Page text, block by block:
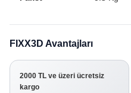
FIXX3D Avantajları
2000 TL ve üzeri ücretsiz
kargo